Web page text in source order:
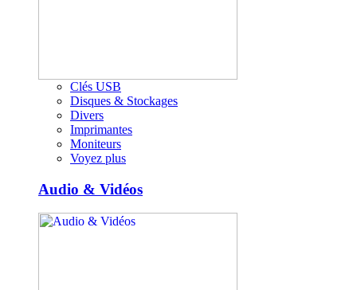
Clés USB
Disques & Stockages
Divers
Imprimantes
Moniteurs
Voyez plus
Audio & Vidéos